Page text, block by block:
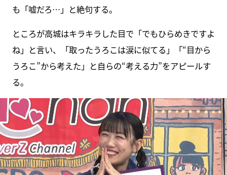
も「嘘だろ…」と絶句する。
ところが高城はキラキラした目で「でもひらめきですよ
ね」と言い、「取ったうろこは涙に似てる」「“目から
うろこ”から考えた」と自らの“考える力”をアピールす
る。